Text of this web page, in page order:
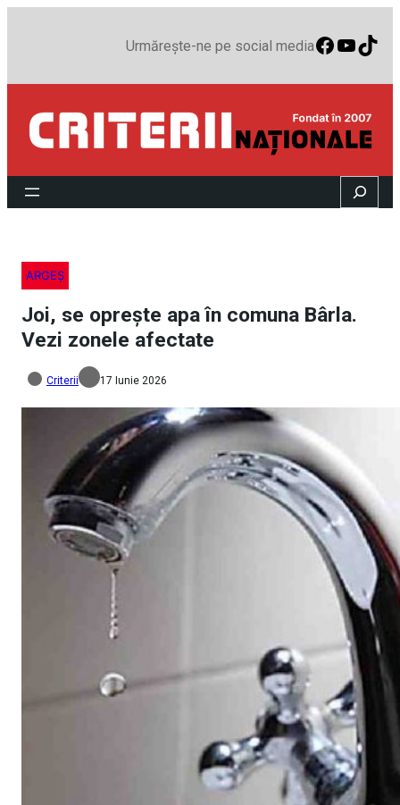
Urmărește-ne pe social media
Search
ARGEȘ
Joi, se oprește apa în comuna Bârla.
Vezi zonele afectate
Criterii 17 Iunie 2026